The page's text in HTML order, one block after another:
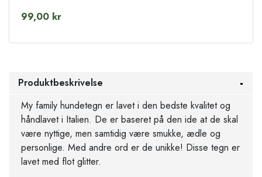
99,00 kr
Produktbeskrivelse
My family hundetegn er lavet i den bedste kvalitet og
håndlavet i Italien. De er baseret på den ide at de skal
være nyttige, men samtidig være smukke, ædle og
personlige. Med andre ord er de unikke! Disse tegn er
lavet med flot glitter.